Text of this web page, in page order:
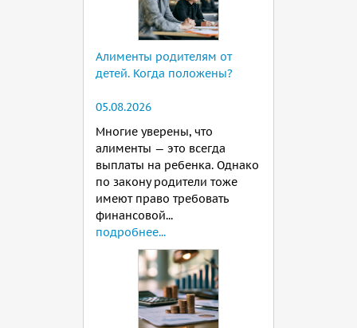
Алименты родителям от
детей. Когда положены?
05.08.2026
Многие уверены, что
алименты — это всегда
выплаты на ребенка. Однако
по закону родители тоже
имеют право требовать
финансовой...
подробнее...